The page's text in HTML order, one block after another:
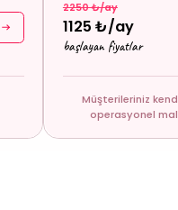
2250 ₺/ay
1125 ₺/ay
başlayan fiyatlar
Müşterileriniz
operasyonel